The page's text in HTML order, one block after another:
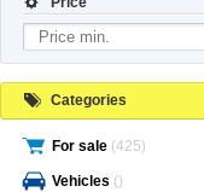
Categories
For sale (425)
Vehicles ()